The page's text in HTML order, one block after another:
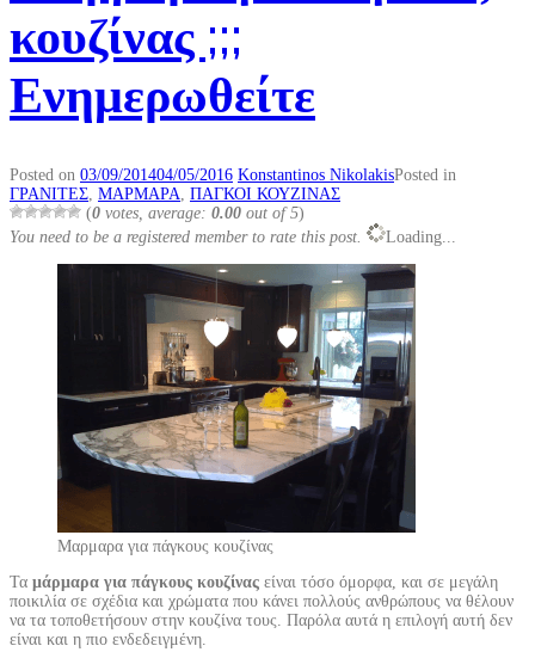
κουζίνας ;;;
Ενημερωθείτε
Posted on 03/09/201404/05/2016 Konstantinos NikolakisPosted in
ΓΡΑΝΙΤΕΣ ΜΑΡΜΑΡΑ ΠΑΓΚΟΙ ΚΟΥΖΙΝΑΣ
(0 votes, average: 0.00 out of 5)
You need to be a registered member to rate this post.
Loading...
Μαρμαρα για πάγκους κουζίνας
Τα μάρμαρα για πάγκους κουζίνας είναι τόσο όμορφα, και σε μεγάλη
ποικιλία σε σχέδια και χρώματα που κάνει πολλούς ανθρώπους να θέλουν
να τα τοποθετήσουν στην κουζίνα τους. Παρόλα αυτά η επιλογή αυτή δεν
είναι και η πιο ενδεδειγμένη.